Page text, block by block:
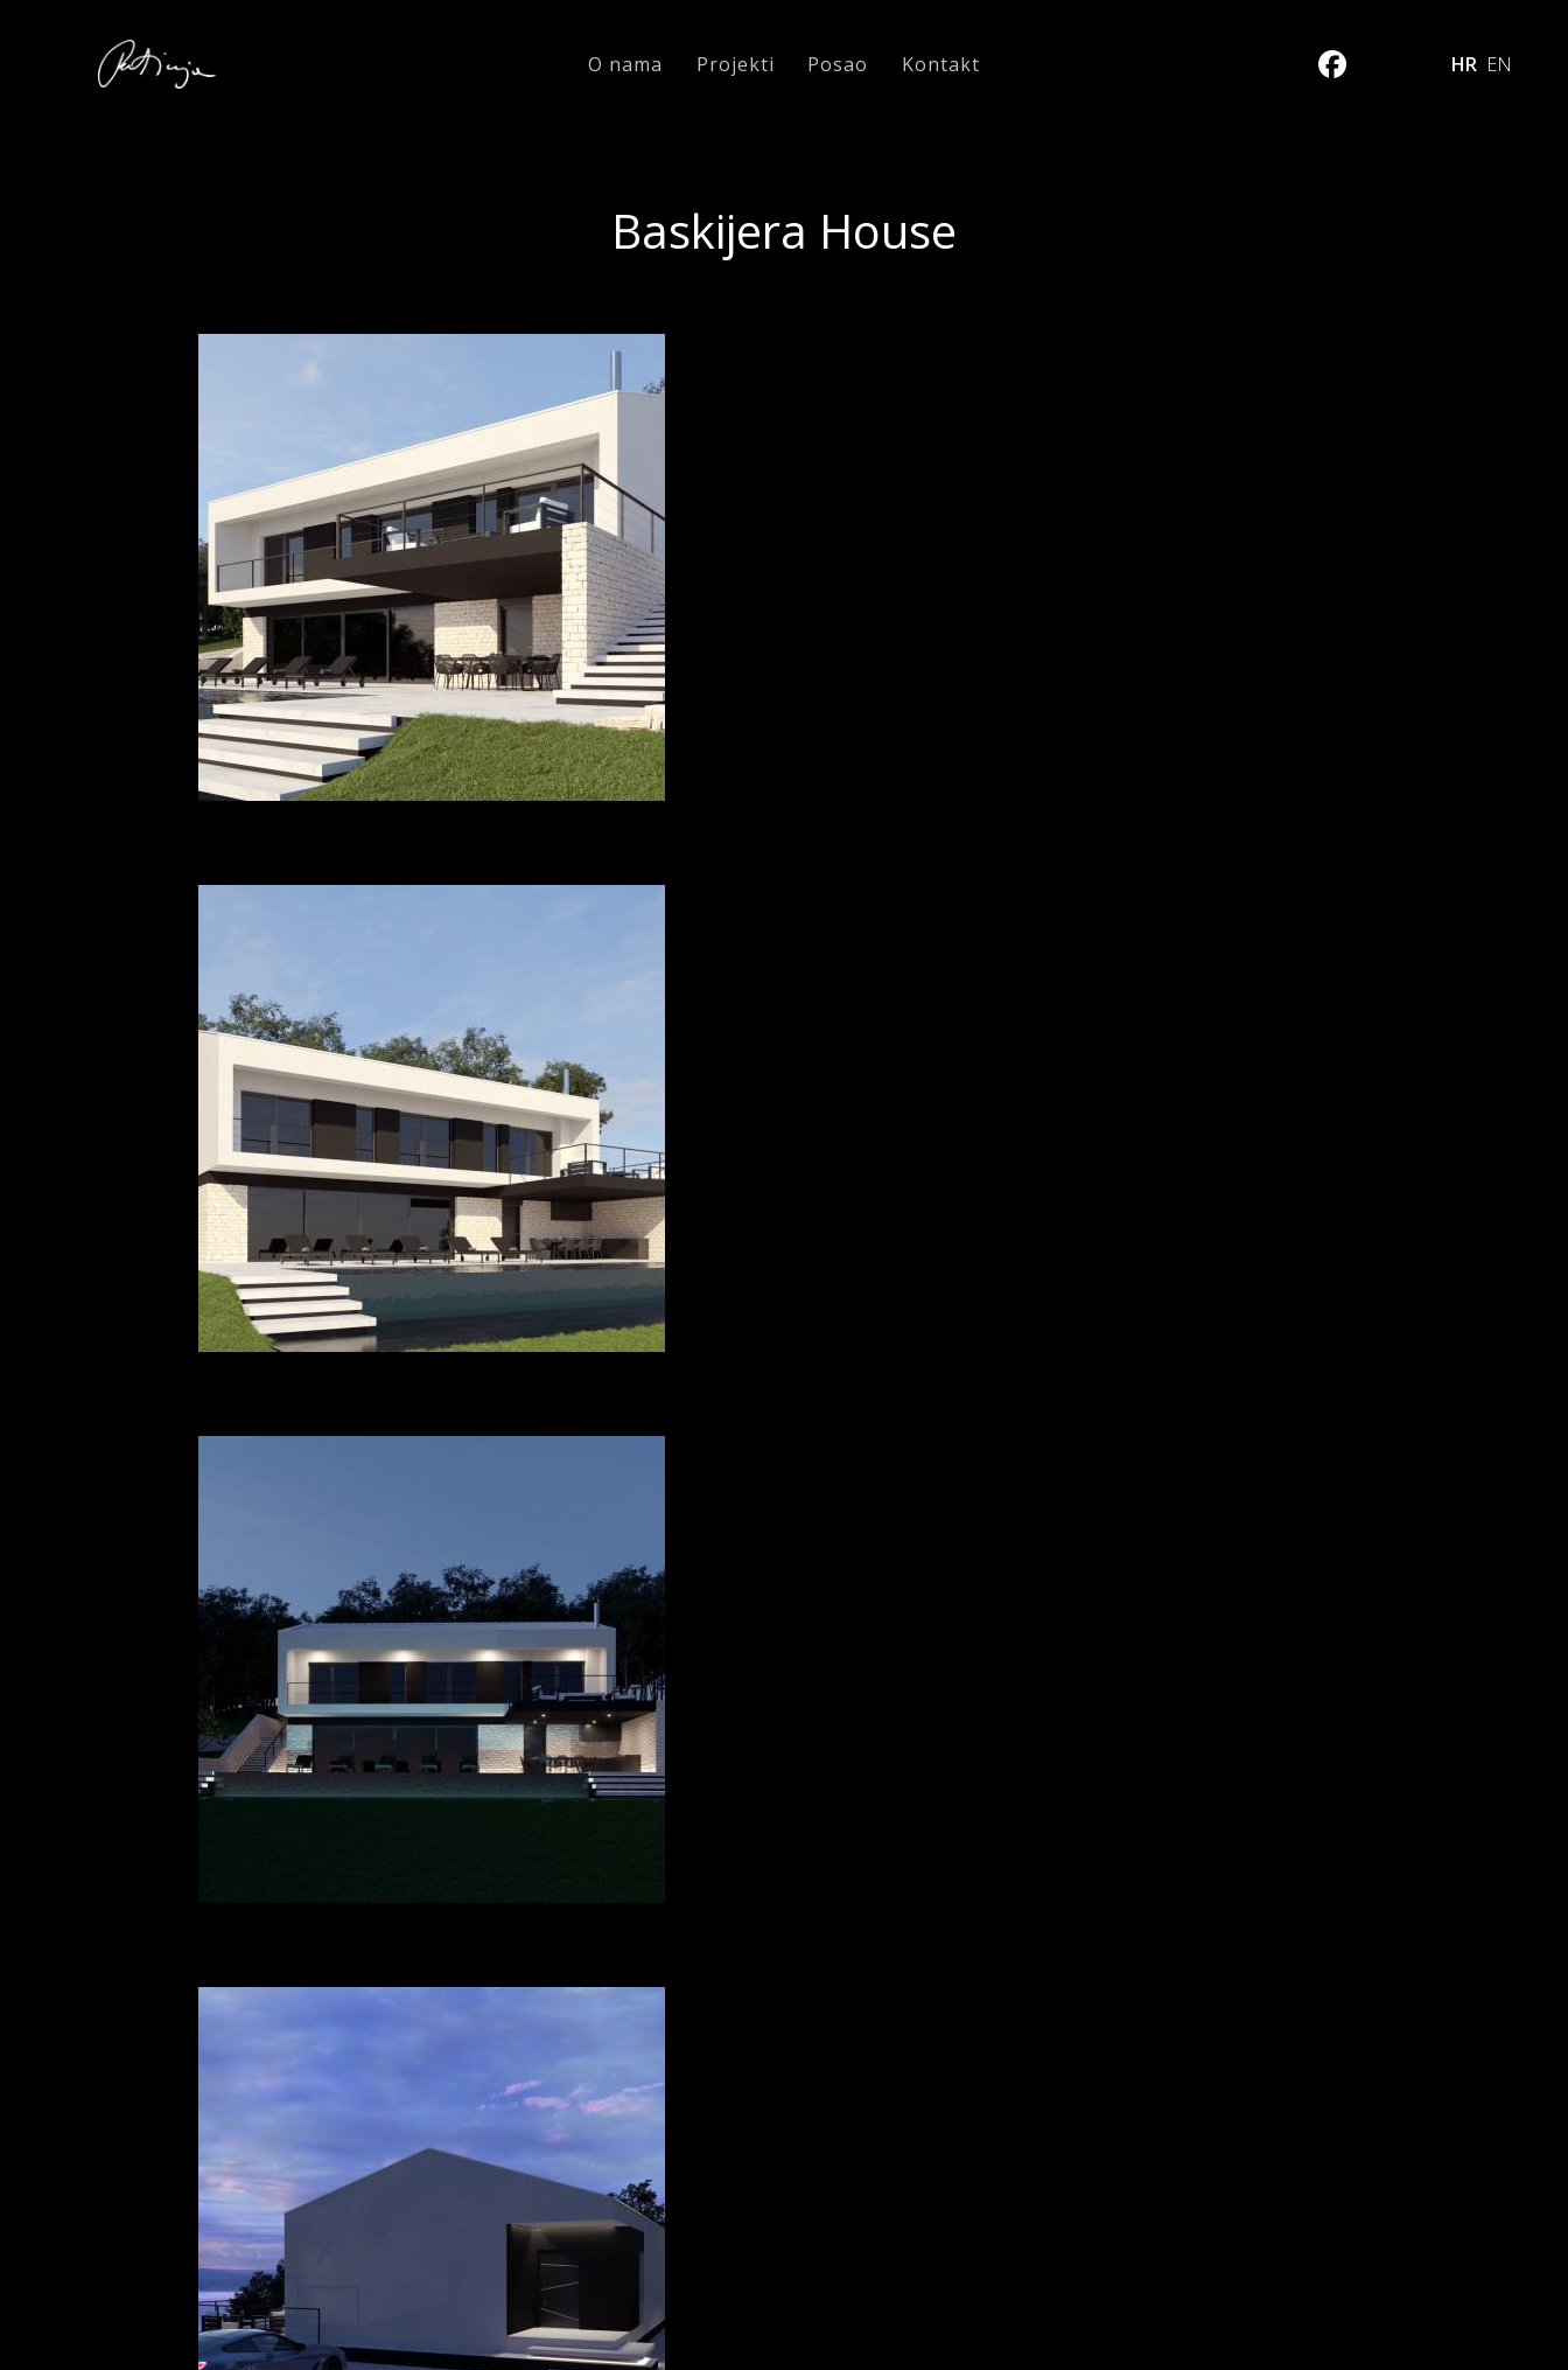
O nama Projekti Posao Kontakt HR EN
Baskijera House